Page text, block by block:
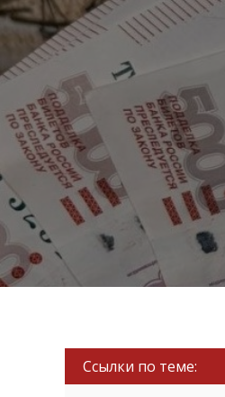
Ссылки по теме: